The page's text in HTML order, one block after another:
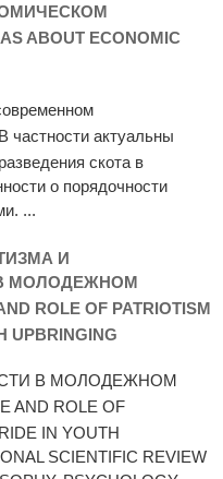
ABOUT ECONOMIC
частности актуальны
скота в
о порядочности
...
И
МОЛОДЕЖНОМ
ROLE OF PATRIOTISM
UPBRINGING
В МОЛОДЕЖНОМ
AND ROLE OF
IN YOUTH
SCIENTIFIC REVIEW